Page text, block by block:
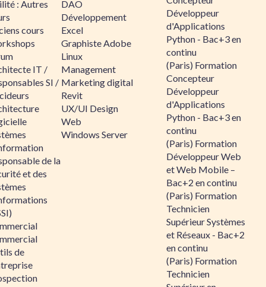
: Autres
cours
IT /
SI /
de la
et des
de
DAO
Développement
Excel
Graphiste Adobe
Linux
Management
Marketing digital
Revit
UX/UI Design
Web
Windows Server
Développeur
d'Applications
Python - Bac+3 en
continu
(Paris) Formation
Concepteur
Développeur
d'Applications
Python - Bac+3 en
continu
(Paris) Formation
Développeur Web
et Web Mobile –
Bac+2 en continu
(Paris) Formation
Technicien
Supérieur Systèmes
et Réseaux - Bac+2
en continu
(Paris) Formation
Technicien